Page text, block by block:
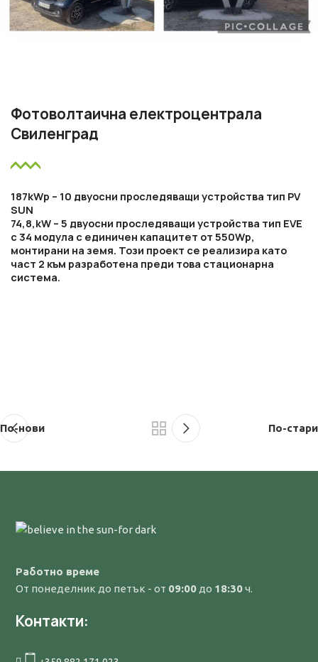
Фотоволтаична електроцентрала
Свиленград
187kWp – 10 двуосни проследяващи устройства тип PV
SUN
74,8,kW – 5 двуосни проследяващи устройства тип EVE
с 34 модула с единичен капацитет от 550Wp,
монтирани на земя. Този проект се реализира като
част 2 към разработена преди това стационарна
система.
По-нови По-стари
Работно време
От понеделник до петък - от 09:00 до 18:30ч.
Контакти: